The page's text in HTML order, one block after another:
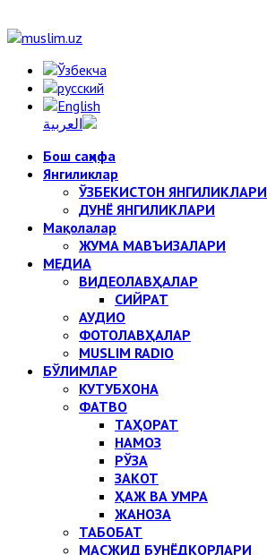
Бош саҳифа
Янгиликлар
ЎЗБЕКИСТОН ЯНГИЛИКЛАРИ
ДУНЁ ЯНГИЛИКЛАРИ
Мақолалар
ЖУМА МАВЪИЗАЛАРИ
МЕДИА
ВИДЕОЛАВҲАЛАР
СИЙРАТ
АУДИО
ФОТОЛАВҲАЛАР
MUSLIM RADIO
БЎЛИМЛАР
КУТУБХОНА
ФАТВО
ТАҲОРАТ
НАМОЗ
РЎЗА
ЗАКОТ
ҲАЖ ВА УМРА
ЖАНОЗА
ТАБОБАТ
МАСЖИД БУНЁДКОРЛАРИ